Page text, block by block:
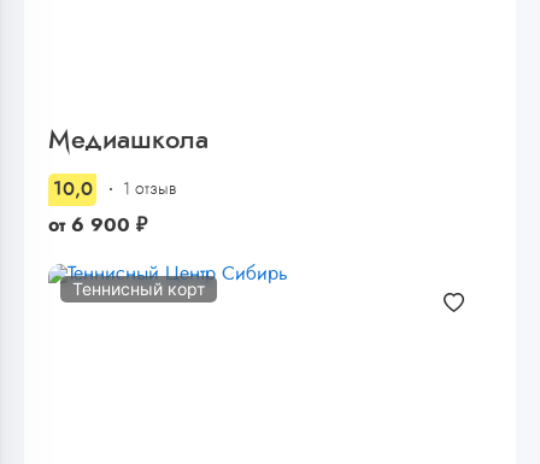
Медиашкола
10,0 1 отзыв
от 6 900 ₽
Теннисный корт